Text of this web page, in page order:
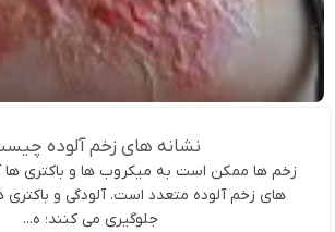
نشانه های زخم آلوده
زخم ها ممکن است به میکروب ها و باکتری ها
های زخم آلوده متعدد است. آلودگی و باکتری
جلوگیری می کنند؛ ه...